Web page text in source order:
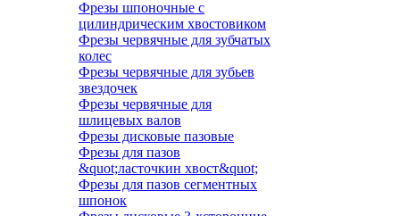
Фрезы шпоночные с
цилиндрическим хвостовиком
Фрезы червячные для зубчатых
колес
Фрезы червячные для зубьев
звездочек
Фрезы червячные для
шлицевых валов
Фрезы дисковые пазовые
Фрезы для пазов
&quot;ласточкин хвост&quot;
Фрезы для пазов сегментных
шпонок